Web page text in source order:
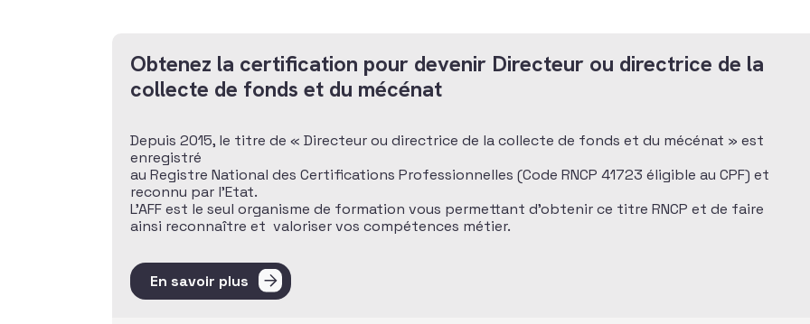
Obtenez la certification pour devenir Directeur ou directrice de la
collecte de fonds et du mécénat
Depuis 2015, le titre de « Directeur ou directrice de la collecte de fonds et du mécénat » est
enregistré
au Registre National des Certifications Professionnelles (Code RNCP 41723 éligible au CPF) et
reconnu par l’Etat.
L’AFF est le seul organisme de formation vous permettant d’obtenir ce titre RNCP et de faire
ainsi reconnaître et valoriser vos compétences métier.
En savoir plus